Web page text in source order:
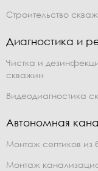
Строительство
Диагностика и
Чистка и
скважин
Видеодиагностика
Автономная
Монтаж септиков из
Монтаж